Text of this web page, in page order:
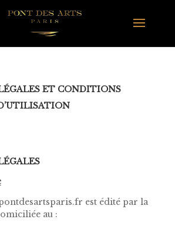
ET CONDITIONS
est édité par la
au :